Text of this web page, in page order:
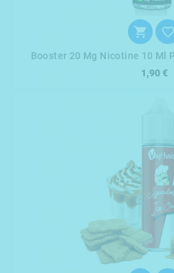
 
Booster 20 Mg Nicotine 10 Ml
1,90 €